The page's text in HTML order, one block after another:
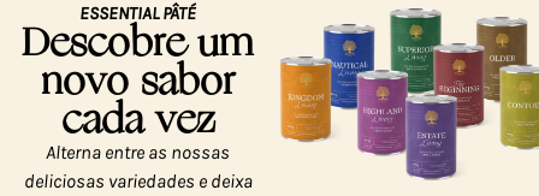
ESSENTIAL PÂTÉ
Descobre um
novo sabor
cada vez
Alterna entre as nossas
deliciosas variedades e deixa